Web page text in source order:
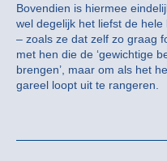
Bovendien is hiermee
wel degelijk het liefst de
– zoals ze dat zelf zo graag
met hen die de ‘gewichtige
brengen’, maar om als het
gareel loopt uit te rangeren.